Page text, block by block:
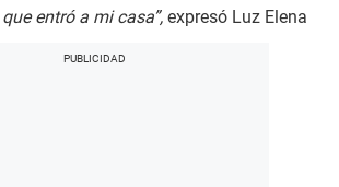
entró a mi casa”, expresó Luz Elena